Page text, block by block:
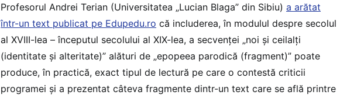
Profesorul Andrei Terian (Universitatea „Lucian Blaga” din Sibiu) a arătat
într-un text publicat pe Edupedu.ro că includerea, în modulul despre secolul
al XVIII-lea – începutul secolului al XIX-lea, a secvenței „noi și ceilalți
(identitate și alteritate)” alături de „epopeea parodică (fragment)” poate
produce, în practică, exact tipul de lectură pe care o contestă criticii
programei și a prezentat câteva fragmente dintr-un text care se află printre